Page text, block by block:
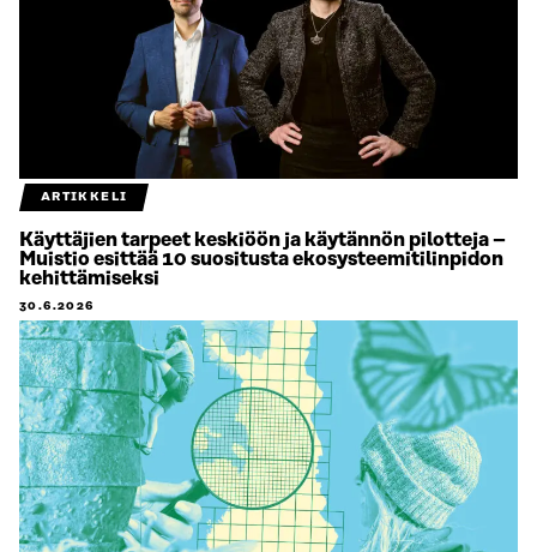
ARTIKKELI
Käyttäjien tarpeet keskiöön ja käytännön pilotteja –
Muistio esittää 10 suositusta ekosysteemitilinpidon
kehittämiseksi
30.6.2026